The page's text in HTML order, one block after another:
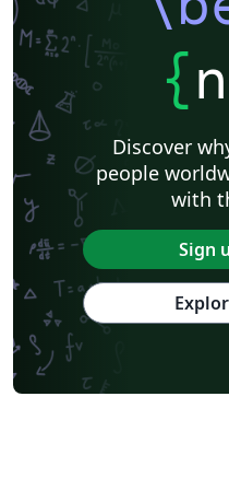
{
Discover
people
with
Sign